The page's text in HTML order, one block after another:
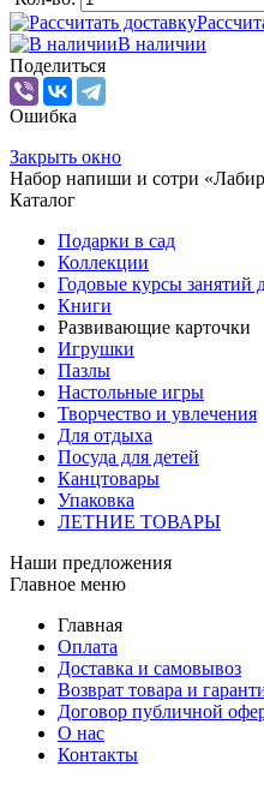
В наличии
Поделиться
Ошибка
Закрыть окно
Набор напиши и сотри
Каталог
Подарки в сад
Коллекции
Годовые курсы занятий
Книги
Развивающие карточки
Игрушки
Пазлы
Настольные игры
Творчество и увлечения
Для отдыха
Посуда для детей
Канцтовары
Упаковка
ЛЕТНИЕ ТОВАРЫ
Наши предложения
Главное меню
Главная
Оплата
Доставка и самовывоз
Возврат товара и
Договор публичной
О нас
Контакты